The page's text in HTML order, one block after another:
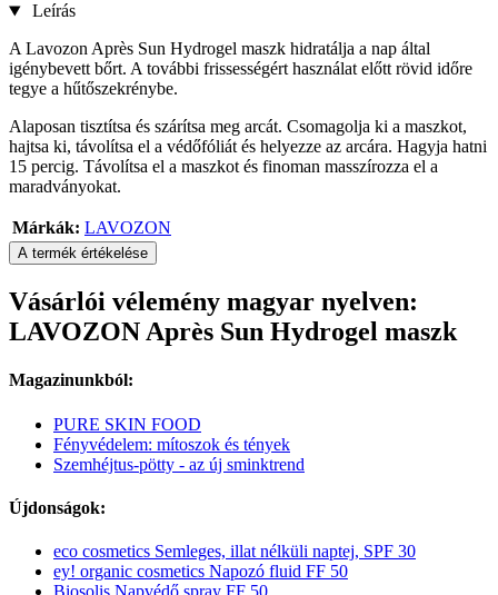
Leírás
A Lavozon Après Sun Hydrogel maszk hidratálja a nap által
igénybevett bőrt. A további frissességért használat előtt rövid időre
tegye a hűtőszekrénybe.
Alaposan tisztítsa és szárítsa meg arcát. Csomagolja ki a maszkot,
hajtsa ki, távolítsa el a védőfóliát és helyezze az arcára. Hagyja hatni
15 percig. Távolítsa el a maszkot és finoman masszírozza el a
maradványokat.
Márkák: LAVOZON
A termék értékelése
Vásárlói vélemény magyar nyelven:
LAVOZON Après Sun Hydrogel maszk
Magazinunkból:
PURE SKIN FOOD
Fényvédelem: mítoszok és tények
Szemhéjtus-pötty - az új sminktrend
Újdonságok:
eco cosmetics Semleges, illat nélküli naptej, SPF 30
ey! organic cosmetics Napozó fluid FF 50